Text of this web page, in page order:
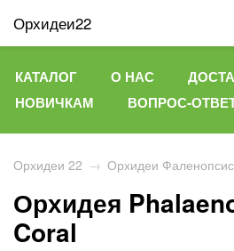
Орхидеи22
КАТАЛОГ О НАС
НОВИЧКАМ
ВОПРОС-
Орхидеи 22 → Орхидеи
Орхидея
Coral